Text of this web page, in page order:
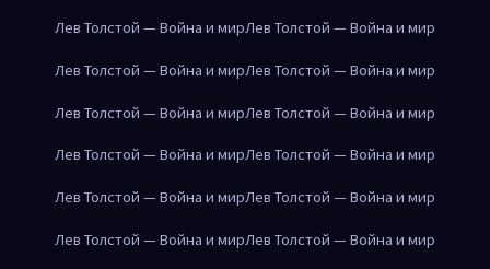
Лев Толстой — Война и мирЛев Толстой — Война и мир
Лев Толстой — Война и мирЛев Толстой — Война и мир
Лев Толстой — Война и мирЛев Толстой — Война и мир
Лев Толстой — Война и мирЛев Толстой — Война и мир
Лев Толстой — Война и мирЛев Толстой — Война и мир
Лев Толстой — Война и мирЛев Толстой — Война и мир